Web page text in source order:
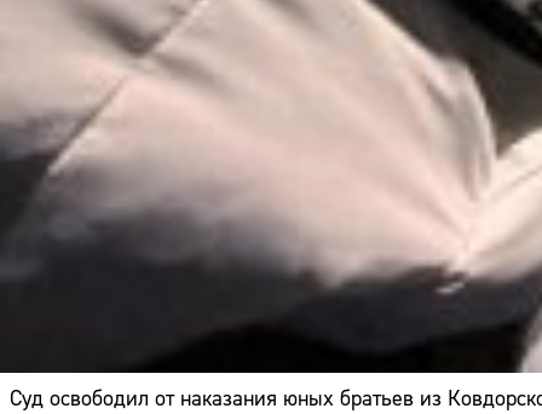
Суд освободил от наказания юных братьев из